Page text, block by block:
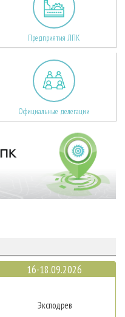
Предприятия ЛПК
Официальные делегации
16-18.09.2026
Эксподрев